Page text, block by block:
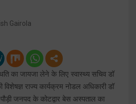
Gairola
का जायजा लेने के लिए स्वास्थ्य सचिव डॉ
राज्य कार्यक्रम नोडल अधिकारी डॉ
जनपद के कोटद्वार बेस अस्पताल का